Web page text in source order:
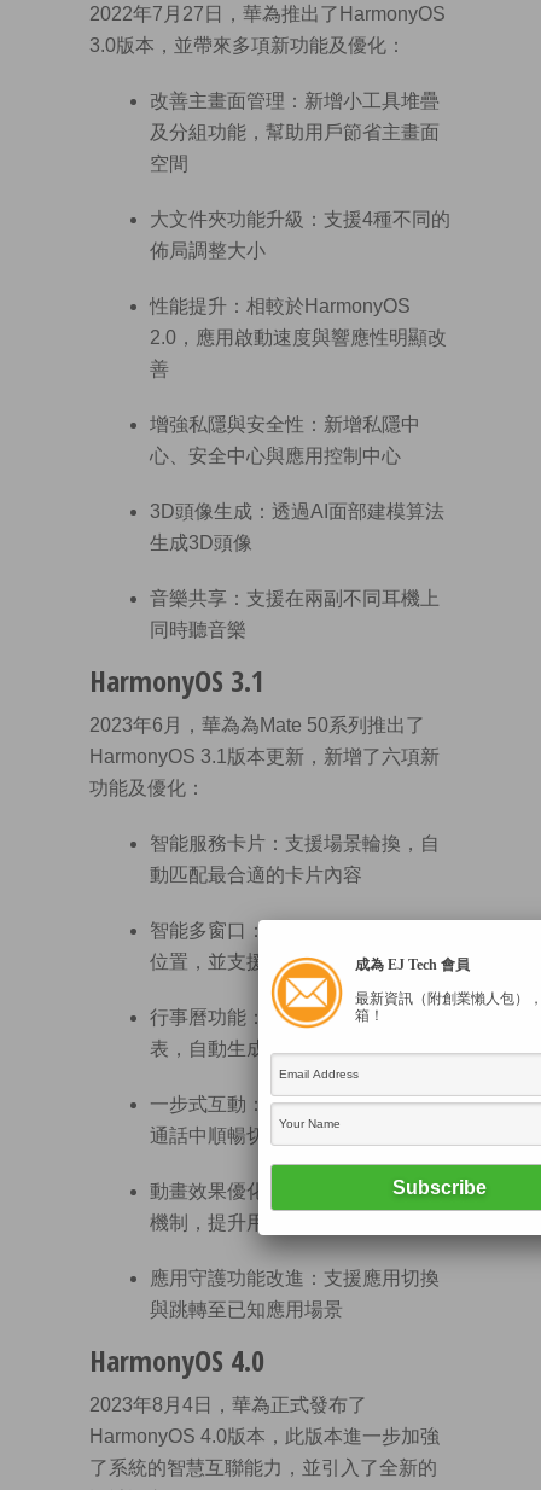
2022年7月27日，華為推出了HarmonyOS
3.0版本，並帶來多項新功能及優化：
改善主畫面管理：新增小工具堆疊
及分組功能，幫助用戶節省主畫面
空間
大文件夾功能升級：支援4種不同的
佈局調整大小
性能提升：相較於HarmonyOS
2.0，應用啟動速度與響應性明顯改
善
增強私隱與安全性：新增私隱中
心、安全中心與應用控制中心
3D頭像生成：透過AI面部建模算法
生成3D頭像
音樂共享：支援在兩副不同耳機上
同時聽音樂
HarmonyOS 3.1
2023年6月，華為為Mate 50系列推出了
HarmonyOS 3.1版本更新，新增了六項新
功能及優化：
智能服務卡片：支援場景輪換，自
動匹配最合適的卡片內容
智能多窗口：分屏組合可一鍵切換
位置，並支援一鍵保存
行事曆功能：可透過拍照導入課
表，自動生成電子行事曆
一步式互動：支援音訊一鍵切換，
通話中順暢切換音訊設備
動畫效果優化：新增中斷動畫效果
機制，提升用戶體驗
應用守護功能改進：支援應用切換
與跳轉至已知應用場景
HarmonyOS 4.0
2023年8月4日，華為正式發布了
HarmonyOS 4.0版本，此版本進一步加強
了系統的智慧互聯能力，並引入了全新的
成為 EJ Tech 會員
最新資訊（附創業懶人包）
箱！